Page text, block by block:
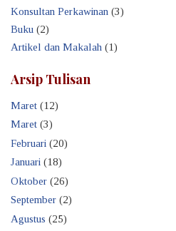
Konsultan Perkawinan (3)
Buku (2)
Artikel dan Makalah (1)
Arsip Tulisan
Maret (12)
Maret (3)
Februari (20)
Januari (18)
Oktober (26)
September (2)
Agustus (25)